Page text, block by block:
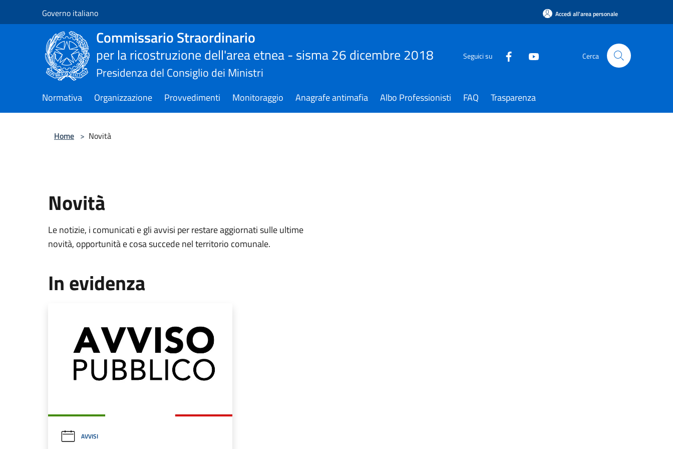
Governo italiano Accedi all'area personale
Commissario Straordinario
per la ricostruzione dell'area etnea - sisma 26 dicembre 2018
Presidenza del Consiglio dei Ministri
Seguici su Cerca
Normativa Organizzazione Provvedimenti Monitoraggio Anagrafe antimafia Albo Professionisti FAQ Trasparenza
Home > Novità
Novità
Le notizie, i comunicati e gli avvisi per restare aggiornati sulle ultime
novità, opportunità e cosa succede nel territorio comunale.
In evidenza
AVVISI